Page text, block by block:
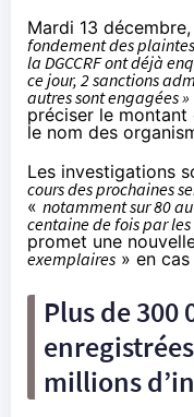
Mardi 13
fondement des
la DGCCRF ont déjà
ce jour, 2 sanctions
autres sont engagées »
préciser le montant
le nom des
Les investigations
cours des prochaines
« notamment sur 80
centaine de fois par
promet une
exemplaires » en
Plus de 300
millions